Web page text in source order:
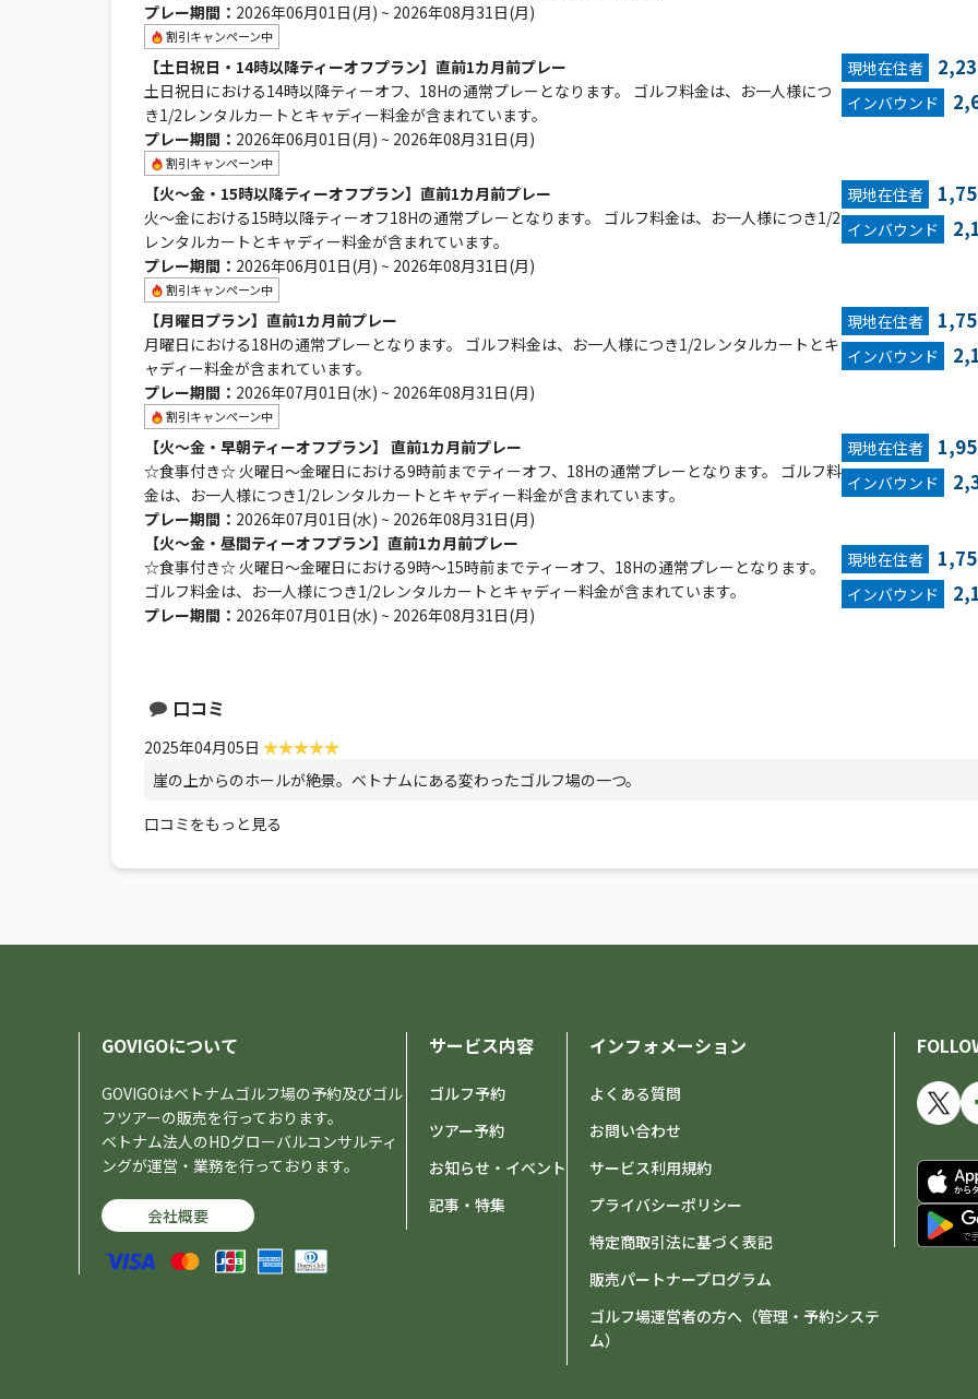
プレー期間： 2026年06月01日(月) ~ 2026年08月31日(月)
割引キャンペーン中
【土日祝日・14時以降ティーオフプラン】直前1カ月前プレー
土日祝日における14時以降ティーオフ、18Hの通常プレーとなります。 ゴルフ料金は、お一人様につ
き1/2レンタルカートとキャディー料金が含まれています。
プレー期間： 2026年06月01日(月) ~ 2026年08月31日(月)
現地在住者
インバウンド
割引キャンペーン中
【火～金・15時以降ティーオフプラン】直前1カ月前プレー
火～金における15時以降ティーオフ18Hの通常プレーとなります。 ゴルフ料金は、お一人様につき1/2
レンタルカートとキャディー料金が含まれています。
プレー期間： 2026年06月01日(月) ~ 2026年08月31日(月)
現地在住者
インバウンド
割引キャンペーン中
【月曜日プラン】直前1カ月前プレー
月曜日における18Hの通常プレーとなります。 ゴルフ料金は、お一人様につき1/2レンタルカートとキ
ャディー料金が含まれています。
プレー期間： 2026年07月01日(水) ~ 2026年08月31日(月)
現地在住者
インバウンド
割引キャンペーン中
【火～金・早朝ティーオフプラン】 直前1カ月前プレー
☆食事付き☆ 火曜日～金曜日における9時前までティーオフ、18Hの通常プレーとなります。 ゴルフ料
金は、お一人様につき1/2レンタルカートとキャディー料金が含まれています。
プレー期間： 2026年07月01日(水) ~ 2026年08月31日(月)
現地在住者
インバウンド
【火～金・昼間ティーオフプラン】直前1カ月前プレー
☆食事付き☆ 火曜日～金曜日における9時～15時前までティーオフ、18Hの通常プレーとなります。
ゴルフ料金は、お一人様につき1/2レンタルカートとキャディー料金が含まれています。
プレー期間： 2026年07月01日(水) ~ 2026年08月31日(月)
現地在住者
インバウンド
口コミ
2025年04月05日
崖の上からのホールが絶景。ベトナムにある変わったゴルフ場の一つ。
口コミをもっと見る
GOVIGOについて
GOVIGOはベトナムゴルフ場の予約及びゴル
フツアーの販売を行っております。
ベトナム法人のHDグローバルコンサルティ
ングが運営・業務を行っております。
会社概要
サービス内容
ゴルフ予約
ツアー予約
お知らせ・イベント
記事・特集
インフォメーション
よくある質問
お問い合わせ
サービス利用規約
プライバシーポリシー
特定商取引法に基づく表記
販売パートナープログラム
ゴルフ場運営者の方へ（管理・予約システ
ム）